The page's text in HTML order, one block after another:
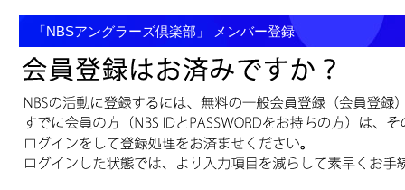
「NBSアングラーズ倶楽部」 メンバー登録